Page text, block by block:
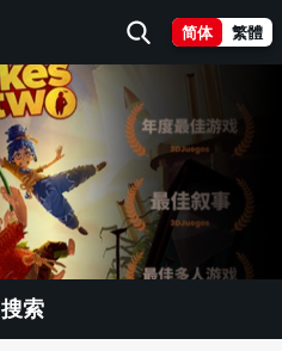
简体 繁體
搜索